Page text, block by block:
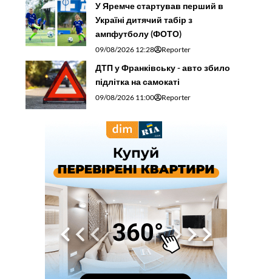
У Яремче стартував перший в
Україні дитячий табір з
ампфутболу (ФОТО)
09/08/2026 12:28 Reporter
ДТП у Франківську - авто збило
підлітка на самокаті
09/08/2026 11:00 Reporter